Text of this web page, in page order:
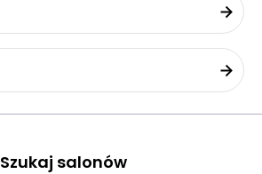
Szukaj salonów